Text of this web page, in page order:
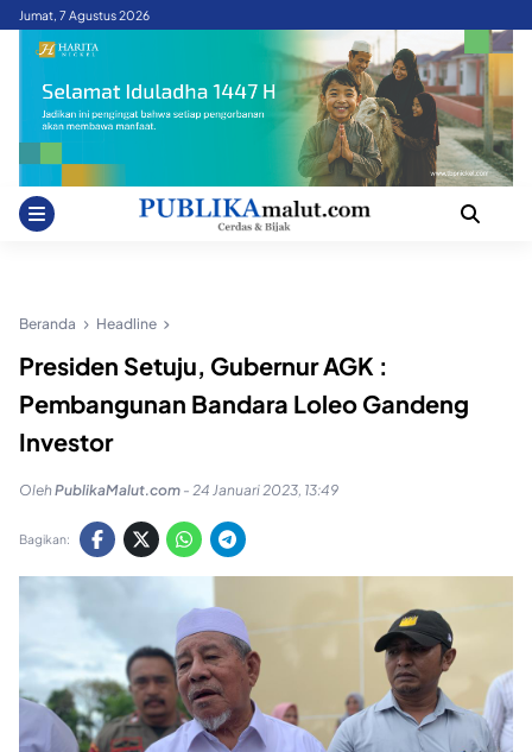
SkipJumat, 7 Agustus 2026
Beranda Headline
Presiden Setuju, Gubernur AGK :
Pembangunan Bandara Loleo Gandeng
Investor
OlehPublikaMalut.com - 24 Januari 2023, 13:49
Bagikan: